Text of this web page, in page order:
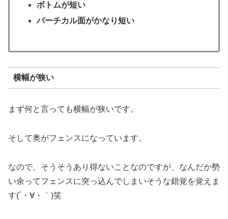
ボトムが短い
バーチカル面がかなり短い
横幅が狭い
まず何と言っても横幅が狭いです。
そして奥がフェンスになっています。
なので、そうそうあり得ないことなのですが、なんだか勢
い余ってフェンスに突っ込んでしまいそうな錯覚を覚えま
す(´・∀・｀)笑